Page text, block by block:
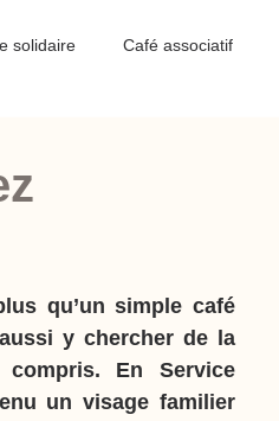
solidaire Café associatif
qu’un simple café
y chercher de la
En Service
un visage familier